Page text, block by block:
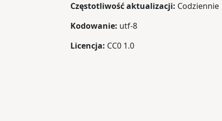
Częstotliwość aktualizacji: Codziennie
Kodowanie: utf-8
Licencja: CC0 1.0